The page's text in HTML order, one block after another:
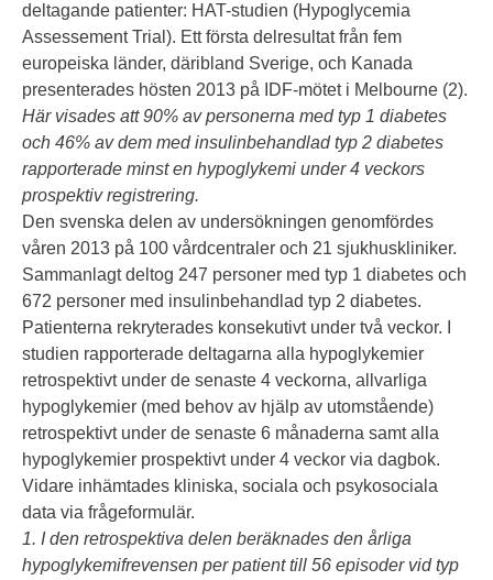
deltagande patienter: HAT-studien (Hypoglycemia
Assessement Trial). Ett första delresultat från fem
europeiska länder, däribland Sverige, och Kanada
presenterades hösten 2013 på IDF-mötet i Melbourne (2).
Här visades att 90% av personerna med typ 1 diabetes
och 46% av dem med insulinbehandlad typ 2 diabetes
rapporterade minst en hypoglykemi under 4 veckors
prospektiv registrering.
Den svenska delen av undersökningen genomfördes
våren 2013 på 100 vårdcentraler och 21 sjukhuskliniker.
Sammanlagt deltog 247 personer med typ 1 diabetes och
672 personer med insulinbehandlad typ 2 diabetes.
Patienterna rekryterades konsekutivt under två veckor. I
studien rapporterade deltagarna alla hypoglykemier
retrospektivt under de senaste 4 veckorna, allvarliga
hypoglykemier (med behov av hjälp av utomstående)
retrospektivt under de senaste 6 månaderna samt alla
hypoglykemier prospektivt under 4 veckor via dagbok.
Vidare inhämtades kliniska, sociala och psykosociala
data via frågeformulär.
1. I den retrospektiva delen beräknades den årliga
hypoglykemifrevensen per patient till 56 episoder vid typ